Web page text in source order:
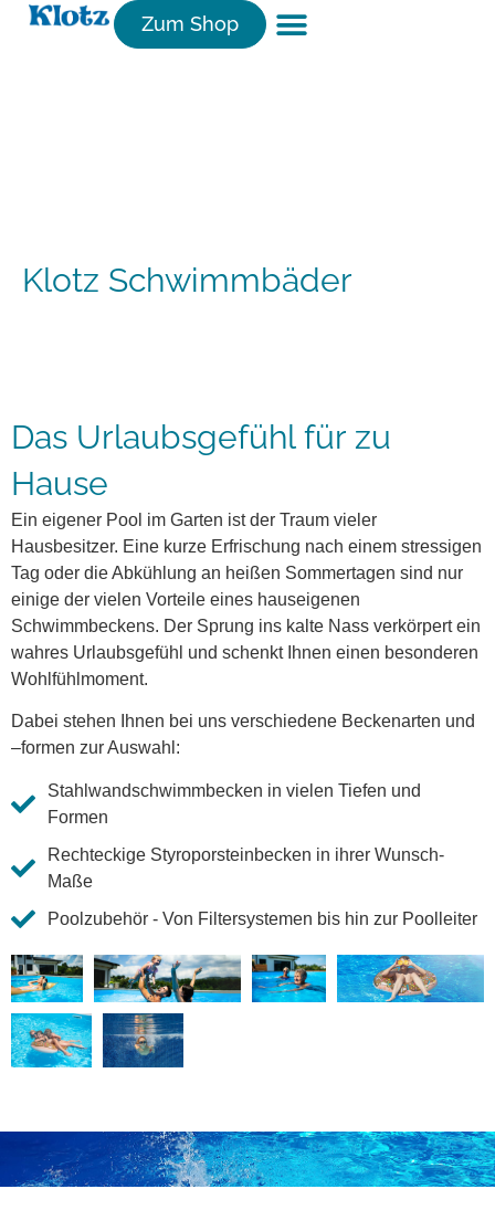
Zum Shop
Klotz Schwimmbäder
Das Urlaubsgefühl für zu
Hause
Ein eigener Pool im Garten ist der Traum vieler
Hausbesitzer. Eine kurze Erfrischung nach einem stressigen
Tag oder die Abkühlung an heißen Sommertagen sind nur
einige der vielen Vorteile eines hauseigenen
Schwimmbeckens. Der Sprung ins kalte Nass verkörpert ein
wahres Urlaubsgefühl und schenkt Ihnen einen besonderen
Wohlfühlmoment.
Dabei stehen Ihnen bei uns verschiedene Beckenarten und
–formen zur Auswahl:
Stahlwandschwimmbecken in vielen Tiefen und
Formen
Rechteckige Styroporsteinbecken in ihrer Wunsch-
Maße
Poolzubehör - Von Filtersystemen bis hin zur Poolleiter